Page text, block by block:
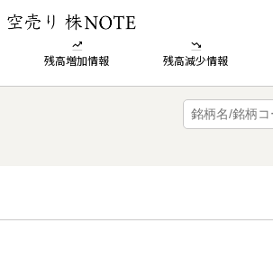
残高増加情報 残高減少情報